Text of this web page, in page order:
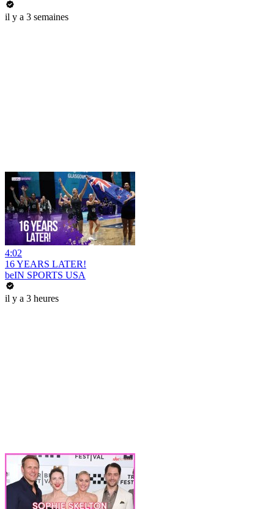
il y a 3 semaines
4:02
16 YEARS LATER!
beIN SPORTS USA
il y a 3 heures